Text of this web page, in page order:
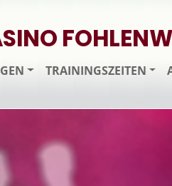
TRAININGSZEITEN